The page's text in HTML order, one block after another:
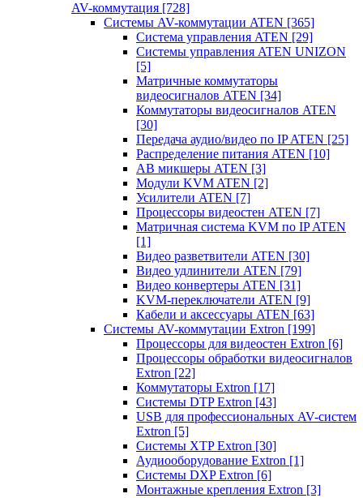
AV-коммутация [728]
Системы AV-коммутации ATEN [365]
Система управления ATEN [29]
Системы управления ATEN UNIZON
[5]
Матричные коммутаторы
видеосигналов ATEN [34]
Коммутаторы видеосигналов ATEN
[30]
Передача аудио/видео по IP ATEN [25]
Распределение питания ATEN [10]
АВ микшеры ATEN [3]
Модули KVM ATEN [2]
Усилители ATEN [7]
Процессоры видеостен ATEN [7]
Матричная система KVM по IP ATEN
[1]
Видео разветвители ATEN [30]
Видео удлинители ATEN [79]
Видео конвертеры ATEN [31]
KVM-переключатели ATEN [9]
Кабели и аксессуары ATEN [63]
Системы AV-коммутации Extron [199]
Процессоры для видеостен Extron [6]
Процессоры обработки видеосигналов
Extron [22]
Коммутаторы Extron [17]
Системы DTP Extron [43]
USB для профессиональных AV-систем
Extron [5]
Системы XTP Extron [30]
Аудиооборудование Extron [1]
Системы DXP Extron [6]
Монтажные крепления Extron [3]